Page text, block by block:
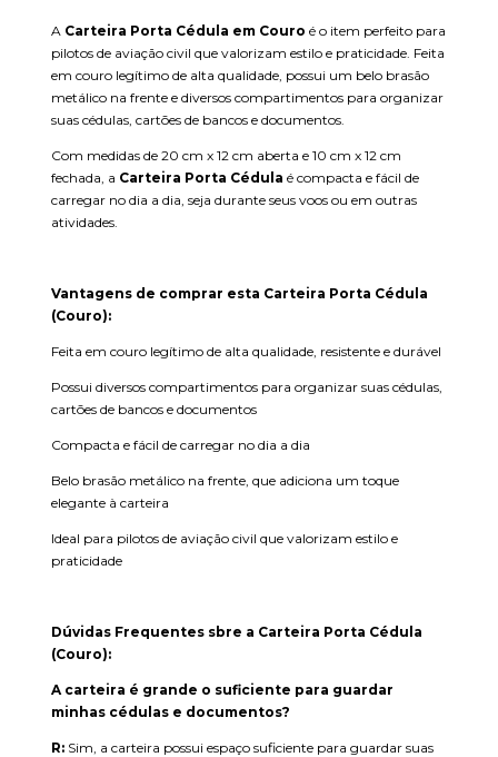
A Carteira Porta Cédula em Couro é o item perfeito para
pilotos de aviação civil que valorizam estilo e praticidade. Feita
em couro legítimo de alta qualidade, possui um belo brasão
metálico na frente e diversos compartimentos para organizar
suas cédulas, cartões de bancos e documentos.
Com medidas de 20 cm x 12 cm aberta e 10 cm x 12 cm
fechada, a Carteira Porta Cédula é compacta e fácil de
carregar no dia a dia, seja durante seus voos ou em outras
atividades.
Vantagens de comprar esta Carteira Porta Cédula
(Couro):
Feita em couro legítimo de alta qualidade, resistente e durável
Possui diversos compartimentos para organizar suas cédulas,
cartões de bancos e documentos
Compacta e fácil de carregar no dia a dia
Belo brasão metálico na frente, que adiciona um toque
elegante à carteira
Ideal para pilotos de aviação civil que valorizam estilo e
praticidade
Dúvidas Frequentes sbre a Carteira Porta Cédula
(Couro):
A carteira é grande o suficiente para guardar
minhas cédulas e documentos?
R: Sim, a carteira possui espaço suficiente para guardar suas